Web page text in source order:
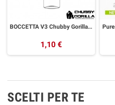
BOCCETTA V3 Chubby Gorilla 60ml PET UNICORN Trasparente NATL
1,10 €
SCELTI PER TE